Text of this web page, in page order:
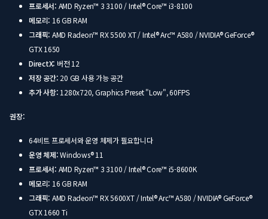
프로세서: AMD Ryzen™ 3 3100 / Intel® Core™ i3-8100
메모리: 16 GB RAM
그래픽: AMD Radeon™ RX 5500 XT / Intel® Arc™ A580 / NVIDIA® GeForce®
GTX 1650
DirectX: 버전 12
저장 공간: 20 GB 사용 가능 공간
추가 사항: 1280x720, Graphics Preset "Low", 60FPS
권장:
64비트 프로세서와 운영 체제가 필요합니다
운영 체제:Windows® 11
프로세서: AMD Ryzen™ 3 3100 / Intel® Core™ i5-8600K
메모리: 16 GB RAM
그래픽: AMD Radeon™ RX 5600XT / Intel® Arc™ A580 / NVIDIA® GeForce®
GTX 1660 Ti